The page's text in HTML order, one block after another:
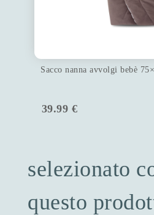
Sacco nanna avvolgi bebè
39.99 €
selezionato
questo